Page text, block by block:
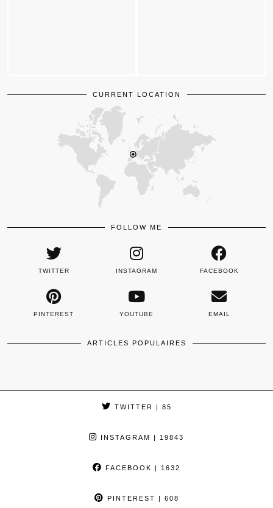
CURRENT LOCATION
FOLLOW ME
TWITTER INSTAGRAM FACEBOOK
PINTEREST YOUTUBE EMAIL
ARTICLES POPULAIRES
TWITTER | 85
INSTAGRAM | 19843
FACEBOOK | 1632
PINTEREST | 608